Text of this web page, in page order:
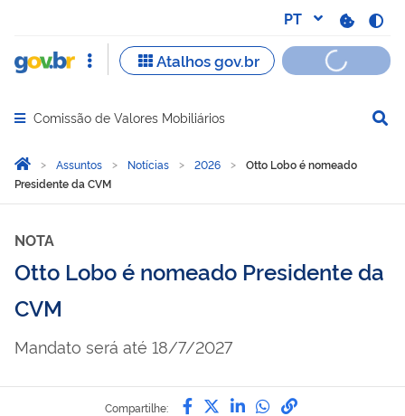
Abrir menu principal de navegação
Comissão de Valores Mobiliários
Você está aqui:
Página Inicial
Assuntos Notícias 2026
Otto Lobo é nomeado
Presidente da CVM
NOTA
Otto Lobo é nomeado Presidente da
CVM
Mandato será até 18/7/2027
Compartilhe: Compartilhe por Facebook
Compartilhe por Twitter
Compartilhe por
Compartilhe
link para